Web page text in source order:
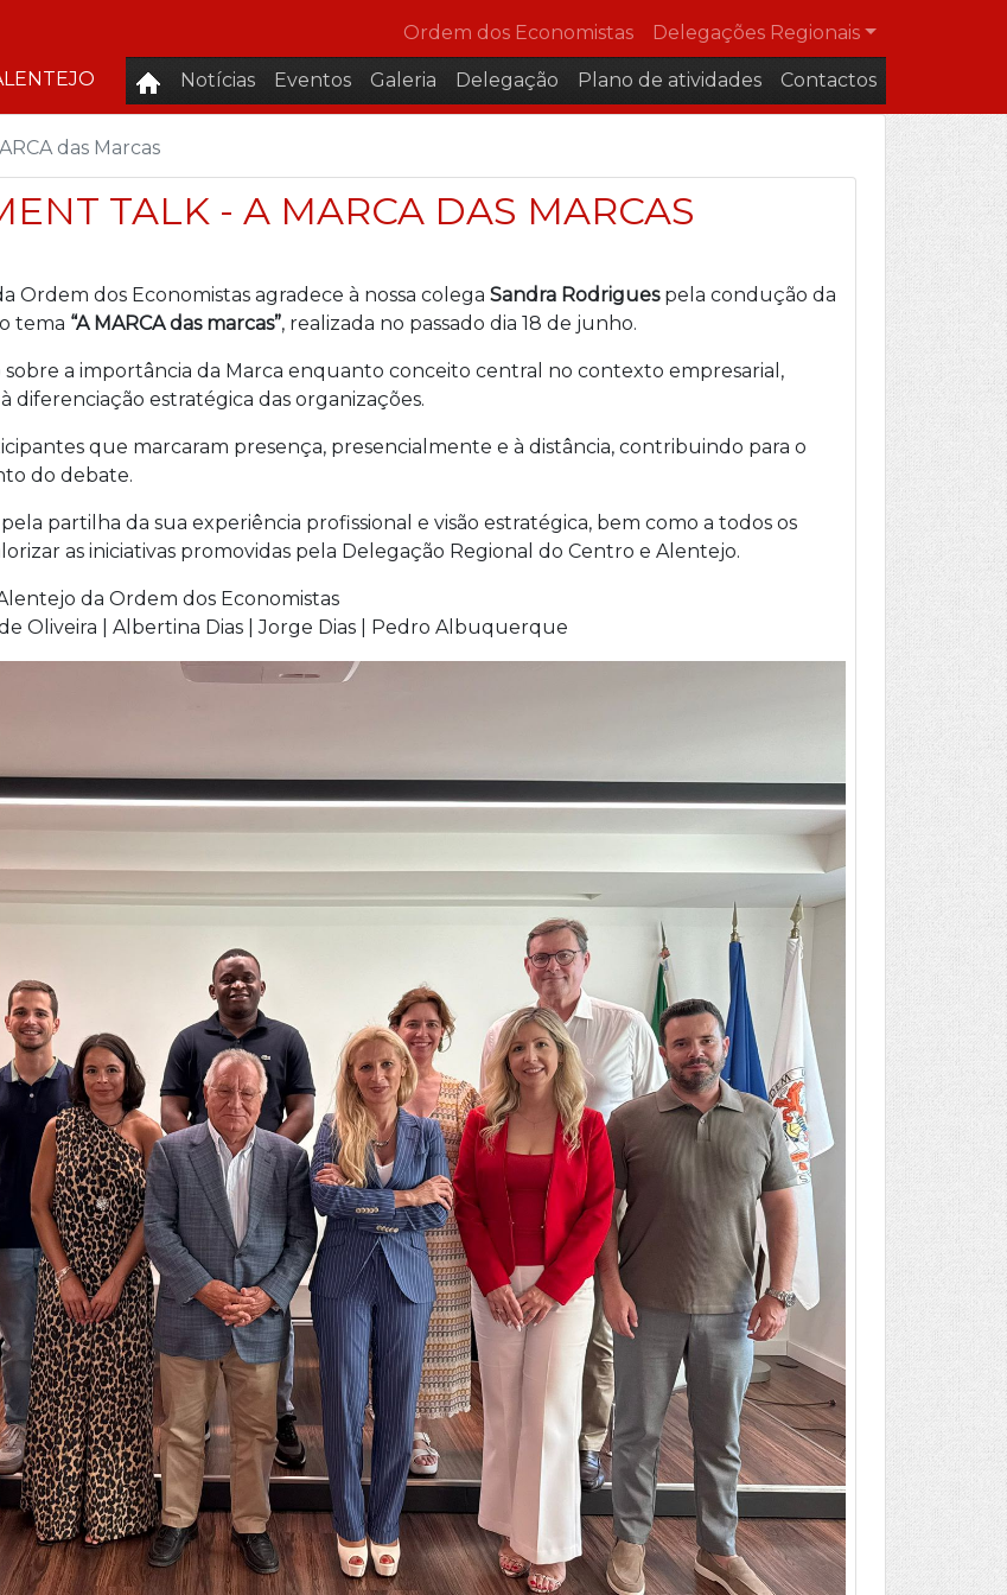
Ordem dos Economistas Delegações Regionais
Notícias Eventos Galeria Delegação Plano de atividades Contactos
das Marcas
TALK - A MARCA DAS MARCAS
Ordem dos Economistas agradece à nossa colega Sandra Rodriguespela condução da
tema “A MARCA das marcas”, realizada no passado dia 18 de junho.
a importância da Marca enquanto conceito central no contexto empresarial,
diferenciação estratégica das organizações.
que marcaram presença, presencialmente e à distância, contribuindo para o
do debate.
partilha da sua experiência profissional e visão estratégica, bem como a todos os
as iniciativas promovidas pela Delegação Regional do Centro e Alentejo.
da Ordem dos Economistas
Oliveira | Albertina Dias | Jorge Dias | Pedro Albuquerque